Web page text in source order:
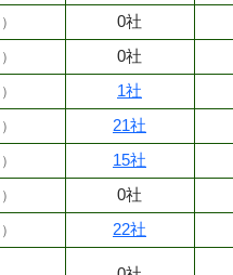
） 0社
） 0社
） 1社
） 21社
） 15社
） 0社
） 22社